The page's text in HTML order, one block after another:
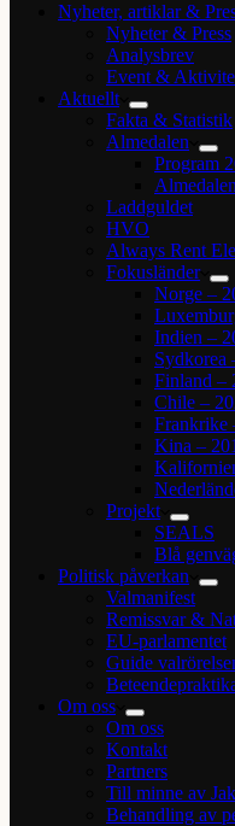
Nyheter, artiklar &
Nyheter & Press
Analysbrev
Event &
Aktuellt
Fakta & Statistik
Almedalen
Program
Laddguldet
HVO
Always Rent
Fokusländer
Norge –
Indien –
Sydkorea
Finland –
Chile –
Frankrike
Kina –
Projekt
SEALS
Blå
Politisk påverkan
Valmanifest
Remissvar &
EU-parlamentet
Guide
Om oss
Om oss
Kontakt
Partners
Till minne av
Behandling av